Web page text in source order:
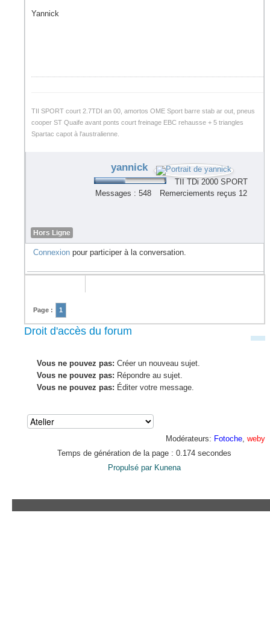
Yannick
TII SPORT court 2.7TDI an 00, amortos OME Sport barre stab ar out, pneus
cooper ST Quaife avant ponts court freinage EBC rehausse + 5 triangles
Spartac capot à l'australienne.
yannick
TII TDi 2000 SPORT
Messages : 548
Remerciements reçus 12
Hors Ligne
Connexion pour participer à la conversation.
Page : 1
Droit d'accès du forum
Vous ne pouvez pas: Créer un nouveau sujet.
Vous ne pouvez pas: Répondre au sujet.
Vous ne pouvez pas: Éditer votre message.
Modérateurs: Fotoche, weby
Temps de génération de la page : 0.174 secondes
Propulsé par Kunena